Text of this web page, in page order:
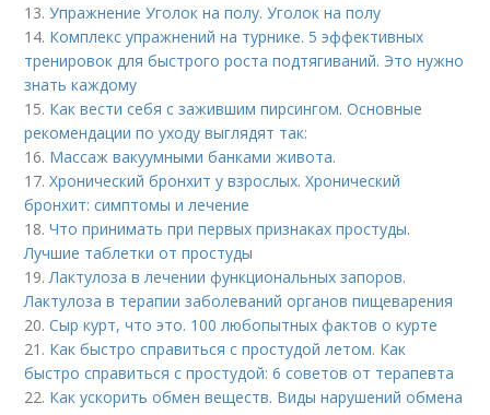
13.Упражнение Уголок на полу. Уголок на полу
14. Комплекс упражнений на турнике. 5 эффективных
тренировок для быстрого роста подтягиваний. Это нужно
знать каждому
15. Как вести себя с зажившим пирсингом. Основные
рекомендации по уходу выглядят так:
16. Массаж вакуумными банками живота.
17.Хронический бронхит у взрослых. Хронический
бронхит: симптомы и лечение
18.Что принимать при первых признаках простуды.
Лучшие таблетки от простуды
19.Лактулоза в лечении функциональных запоров.
Лактулоза в терапии заболеваний органов пищеварения
20.Сыр курт, что это. 100 любопытных фактов о курте
21. Как быстро справиться с простудой летом. Как
быстро справиться с простудой: 6 советов от терапевта
22. Как ускорить обмен веществ. Виды нарушений обмена